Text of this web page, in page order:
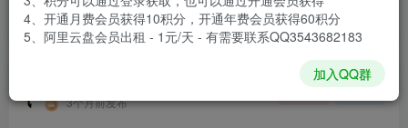
游戏本体大小
149.5 MB
3个月前发布
4、开通月费会员获得10积分，开通年费会员获得60积分
5、阿里云盘会员出租 - 1元/天 - 有需要联系QQ3543682183
加入QQ群